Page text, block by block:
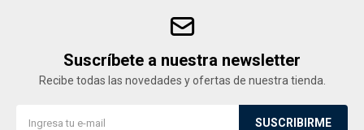
Suscríbete a nuestra newsletter
Recibe todas las novedades y ofertas de nuestra tienda.
SUSCRIBIRME